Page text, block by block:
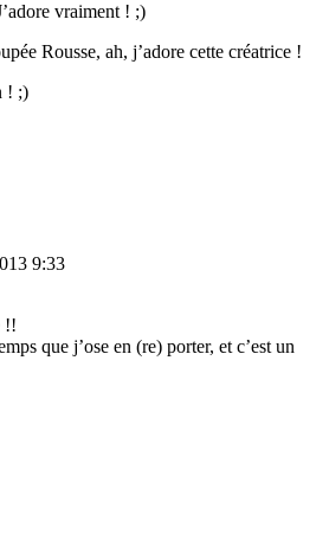
vraiment ! ;)
Rousse, ah, j’adore cette créatrice !
! ;)
9:33
!!
que j’ose en (re) porter, et c’est un